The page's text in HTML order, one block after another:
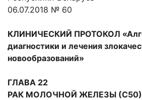
06.07.2018 № 60
КЛИНИЧЕСКИЙ ПРОТОКОЛ
диагностики и лечения
новообразований»
ГЛАВА 22
РАК МОЛОЧНОЙ ЖЕЛЕЗЫ (С50)